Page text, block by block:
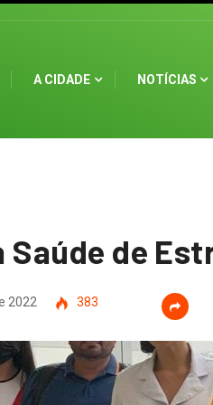
A CIDADE NOTÍCIAS
Saúde de
2022 383